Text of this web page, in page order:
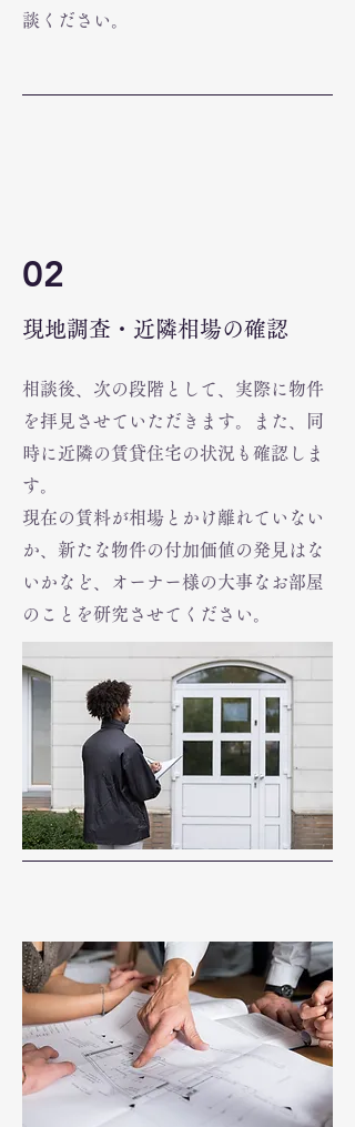
談ください。
02
​現地調査・近隣相場の確認
相談後、次の段階として、実際に物件
を拝見させていただきます。また、同
時に近隣の賃貸住宅の状況も確認しま
す。
現在の賃料が相場とかけ離れていない
か、新たな物件の付加価値の発見はな
いかなど、オーナー様の大事なお部屋
のことを研究させてください。